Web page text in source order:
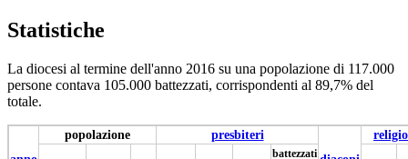
Statistiche
La diocesi al termine dell'anno 2016 su una popolazione di 117.000
persone contava 105.000 battezzati, corrispondenti al 89,7% del
totale.
popolazione
presbiteri
battezzati